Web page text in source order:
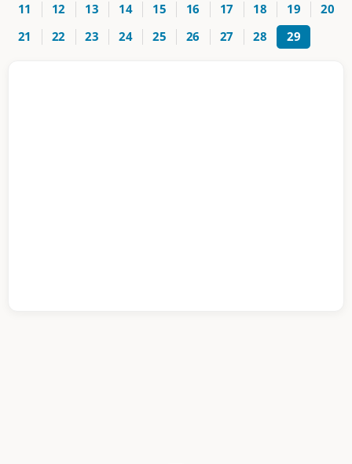
11
12 13 14 15 16 17 18 19
20
21
22 23 24 25 26 27 28 29